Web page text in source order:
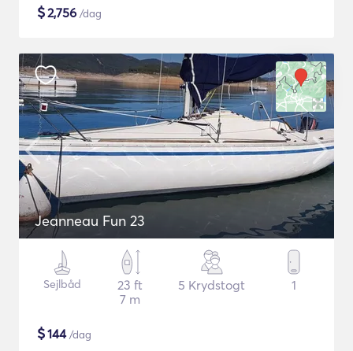
$2,756 /dag
Jeanneau Fun 23
Sejlbåd
23 ft
7 m
5 Krydstogt 1
$144/dag